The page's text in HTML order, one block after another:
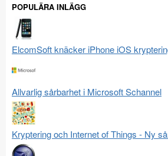
POPULÄRA INLÄGG
ElcomSoft knäcker iPhone iOS
Allvarlig sårbarhet i Microsoft Schannel
Kryptering och Internet of Things - Ny